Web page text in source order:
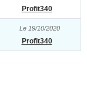
Profit340
Le 19/10/2020
Profit340